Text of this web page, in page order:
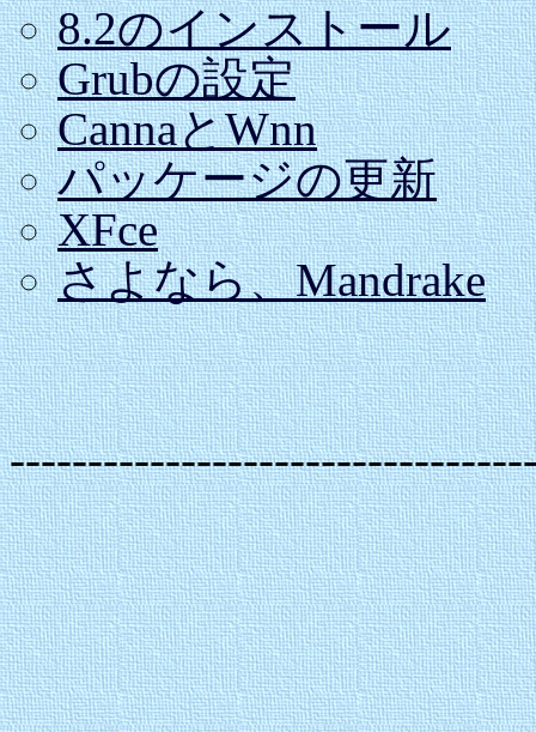
8.2のインストール
Grubの設定
CannaとWnn
パッケージの更新
XFce
さよなら、Mandrake